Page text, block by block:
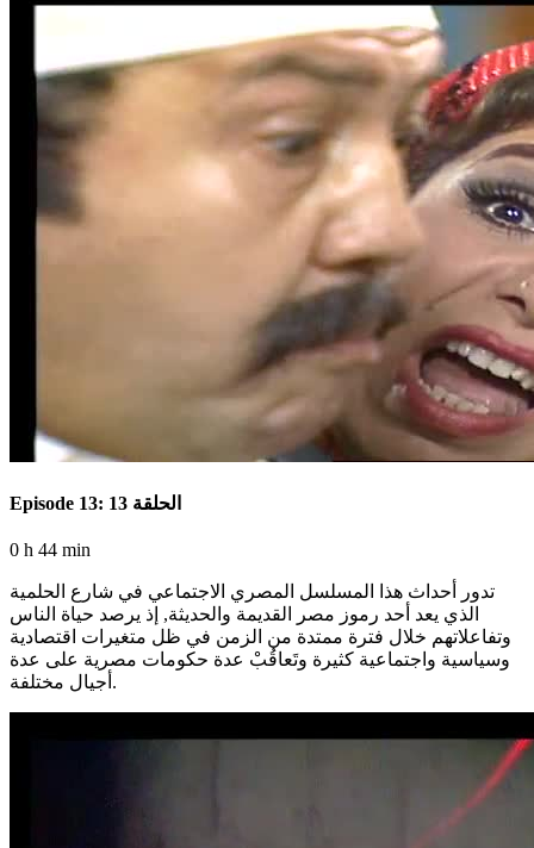
Episode 13: الحلقة 13
0 h 44 min
تدور أحداث هذا المسلسل المصري الاجتماعي في شارع الحلمية
الذي يعد أحد رموز مصر القديمة والحديثة, إذ يرصد حياة الناس
وتفاعلاتهم خلال فترة ممتدة من الزمن في ظل متغيرات اقتصادية
وسياسية واجتماعية كثيرة وتَعاقُبْ عدة حكومات مصرية على عدة
أجيال مختلفة.